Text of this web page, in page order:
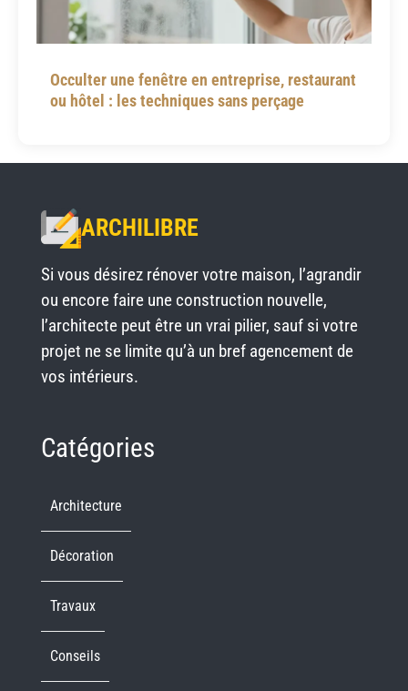
Occulter une fenêtre en entreprise, restaurant
ou hôtel : les techniques sans perçage
ARCHILIBRE
Si vous désirez rénover votre maison, l’agrandir
ou encore faire une construction nouvelle,
l’architecte peut être un vrai pilier, sauf si votre
projet ne se limite qu’à un bref agencement de
vos intérieurs.
Catégories
Architecture
Décoration
Travaux
Conseils